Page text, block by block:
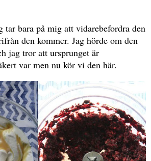
tar bara på mig att vidarebefordra den
den kommer. Jag hörde om den
jag tror att ursprunget är
var men nu kör vi den här.